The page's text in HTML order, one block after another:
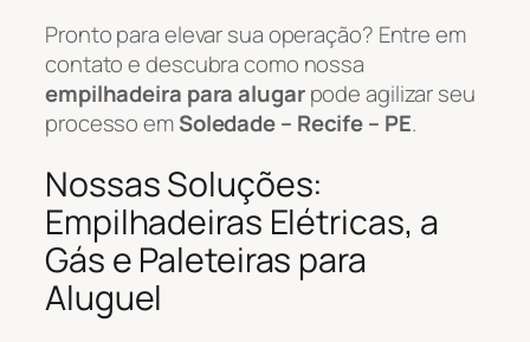
Pronto para elevar sua operação? Entre em
contato e descubra como nossa
empilhadeira para alugarpode agilizar seu
processo emSoledade – Recife – PE.
Nossas Soluções:
Empilhadeiras Elétricas, a
Gás e Paleteiras para
Aluguel